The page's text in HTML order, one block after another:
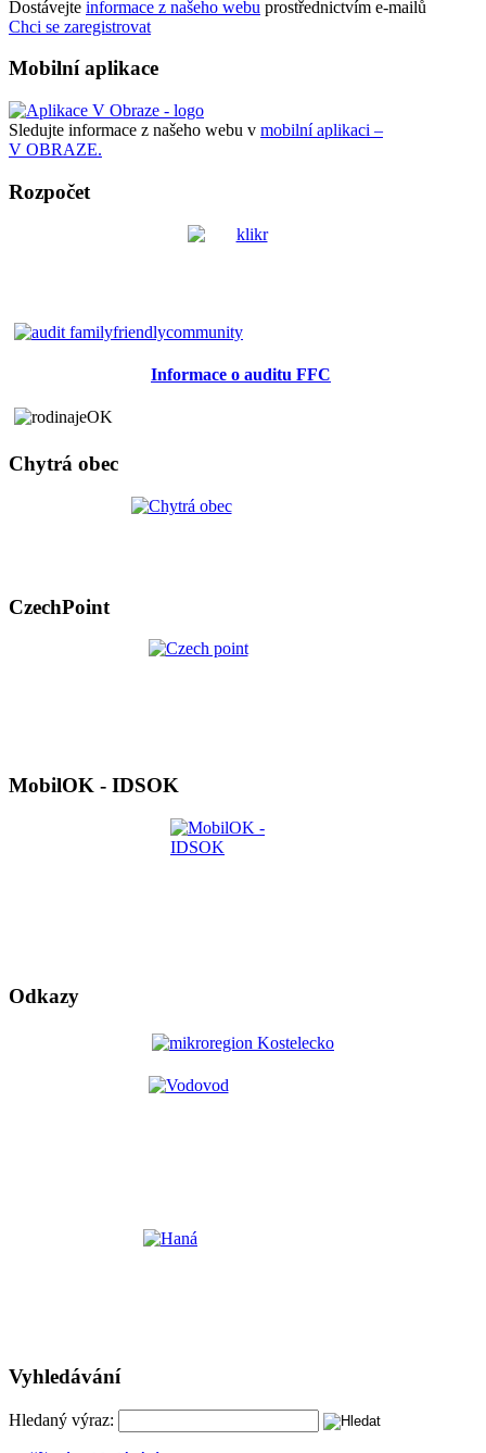
Dostávejte informace z našeho webu prostřednictvím e-mailů
Chci se zaregistrovat
Mobilní aplikace
Sledujte informace z našeho webu v mobilní aplikaci –
V OBRAZE.
Rozpočet
Informace o auditu FFC
Chytrá obec
CzechPoint
MobilOK - IDSOK
Odkazy
Vyhledávání
Hledaný výraz: